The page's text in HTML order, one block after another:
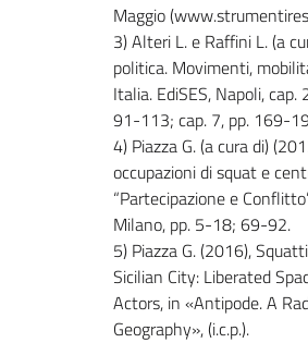
Maggio
3) Alteri L. e Raffini L. (a
politica. Movimenti,
Italia. EdiSES, Napoli,
91-113; cap. 7, pp. 169-
4) Piazza G. (a cura di)
occupazioni di squat e
“Partecipazione e
Milano, pp. 5-18; 69-92.
5) Piazza G. (2016),
Sicilian City: Liberated
Actors, in «Antipode. A
Geography», (i.c.p.).